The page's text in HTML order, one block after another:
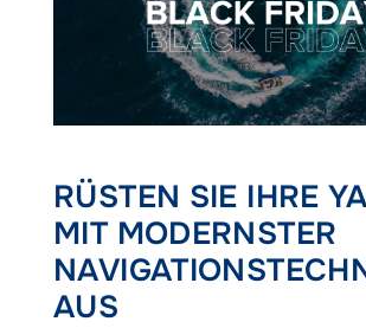
RÜSTEN SIE IHRE
MIT MODERNSTER
AUS